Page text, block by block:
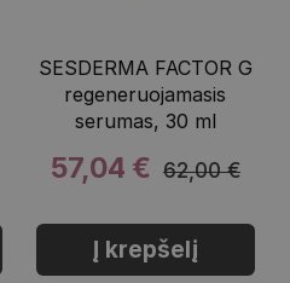
SESDERMA FACTOR G
regeneruojamasis
serumas, 30 ml
57,04 € 62,00 €
Į krepšelį